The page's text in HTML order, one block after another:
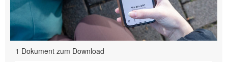
1 Dokument zum Download